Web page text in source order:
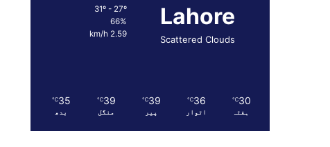
Lahore
Scattered Clouds
31º - 27º
66%
2.59 km/h
30
℃
ہفتہ
36
℃
اتوار
39
℃
پیر
39
℃
منگل
35
℃
بدھ